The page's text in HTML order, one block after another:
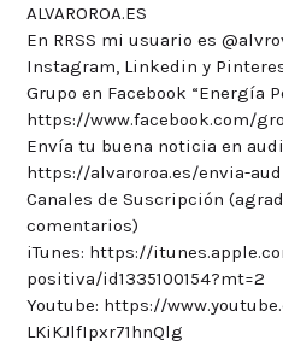
ALVAROROA.ES
En RRSS mi usuario es
Instagram, Linkedin y
Grupo en Facebook “Energía
https://www.facebook.com/
Envía tu buena noticia en
https://alvaroroa.es/envia-
Canales de Suscripción
comentarios)
iTunes: https://
positiva/id1335100154?mt=2
Youtube: https://
LKiKJlfIpxr71hnQlg